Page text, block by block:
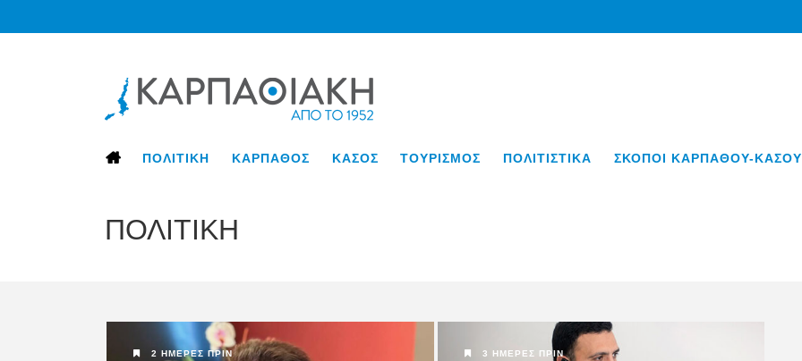
ΠΟΛΙΤΙΚΗ ΚΑΡΠΑΘΟΣ ΚΑΣΟΣ ΤΟΥΡΙΣΜΟΣ ΠΟΛΙΤΙΣΤΙΚΑ ΣΚΟΠΟΙ ΚΑΡΠΑΘΟΥ-ΚΑΣΟΥ
ΠΟΛΙΤΙΚΗ
2 ΗΜΈΡΕΣ ΠΡΙΝ 3 ΗΜΈΡΕΣ ΠΡΙΝ